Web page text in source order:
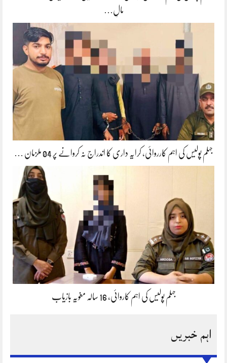
مالِ…
جہلم پولیس کی اہم کارروائی، کرایہ داری کا اندراج نہ کروانے پر 04 ملزمان …
جہلم پولیس کی اہم کاروائی، 16 سالہ مغویہ بازیاب
اہم خبریں